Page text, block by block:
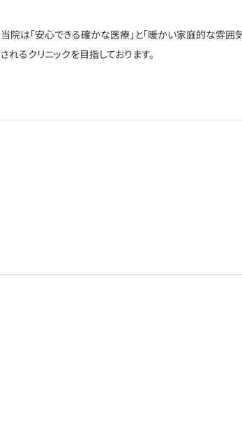
当院は「安心できる確かな医療」と「暖かい家庭的な雰囲
されるクリニックを目指しております。